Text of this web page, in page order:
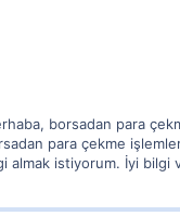
borsadan para
para çekme
almak istiyorum. İyi bilgi